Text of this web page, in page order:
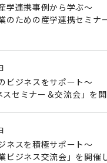
学連携事例から学ぶ～
のための産学連携セミナ
ビジネスをサポート～
スセミナー＆交流会」を開
ネスを積極サポート～
ビジネス交流会」を開催